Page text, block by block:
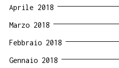
Aprile 2018
Marzo 2018
Febbraio 2018
Gennaio 2018